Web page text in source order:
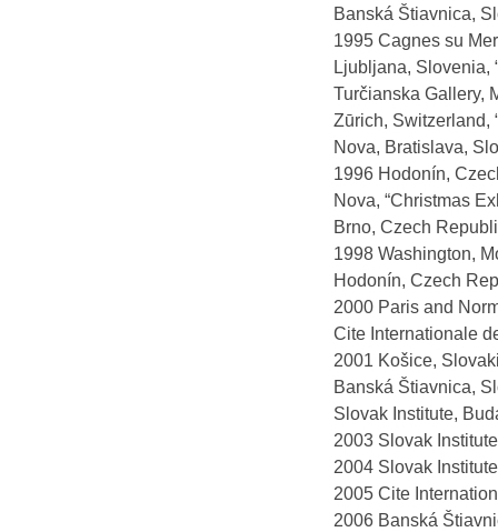
Banská Štiavnica,
1995 Cagnes su
Ljubljana, Slovenia,
Turčianska Gallery,
Zūrich, Switzerland,
Nova, Bratislava,
1996 Hodonín,
Nova, “Christmas
Brno, Czech
1998 Washington,
Hodonín, Czech
2000 Paris and
Cite Internationale
2001 Košice,
Banská Štiavnica,
Slovak Institute,
2003 Slovak
2004 Slovak
2005 Cite
2006 Banská